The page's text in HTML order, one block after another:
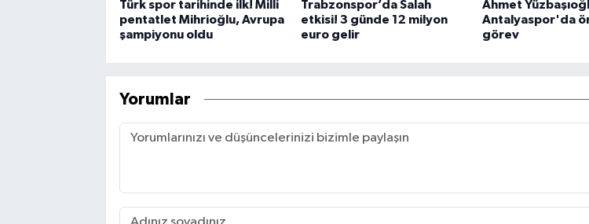
Türk spor tarihinde ilk! Milli
pentatlet Mihrioğlu, Avrupa
şampiyonu oldu
Trabzonspor’da Salah
etkisi! 3 günde 12 milyon
euro gelir
Ahmet
Antalyaspor'da
görev
Yorumlar